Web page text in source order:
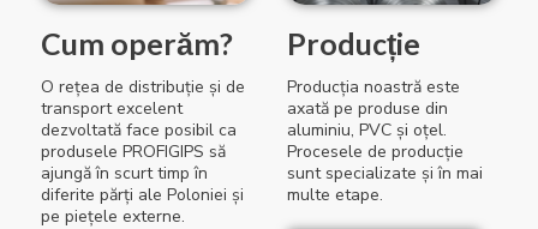
Cum operăm?
O rețea de distribuție și de
transport excelent
dezvoltată face posibil ca
produsele PROFIGIPS să
ajungă în scurt timp în
diferite părți ale Poloniei și
pe piețele externe.
Producție
Producția noastră este
axată pe produse din
aluminiu, PVC și oțel.
Procesele de producție
sunt specializate și în mai
multe etape.